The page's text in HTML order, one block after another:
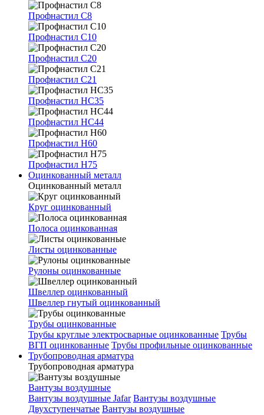
Профнастил С8
Профнастил С10
Профнастил С20
Профнастил С21
Профнастил НС35
Профнастил НС44
Профнастил Н60
Профнастил Н75
Оцинкованный металл
Оцинкованный металл
Круг оцинкованный
Полоса оцинкованная
Листы оцинкованные
Рулоны оцинкованные
Швеллер оцинкованный
Швеллер гнутый оцинкованный
Трубы оцинкованные
Трубы круглые электросварные оцинкованные Трубы
ВГП оцинкованные Трубы профильные оцинкованные
Трубопроводная арматура
Трубопроводная арматура
Вантузы воздушные
Вантузы воздушные Jafar Вантузы воздушные
Двухступенчатые Вантузы воздушные